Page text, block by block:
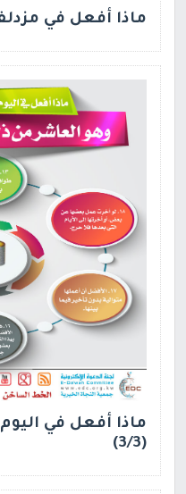
ماذا أفعل في
ماذا أفعل في
(3/3)